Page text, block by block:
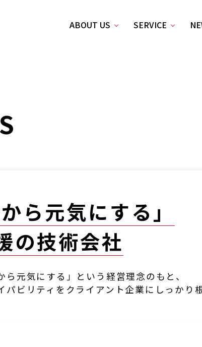
ABOUT US SERVICE
ら元気にする」
の技術会社​
元気にする」という経営理念のもと​、
パビリティをクライアント企業にしっかり